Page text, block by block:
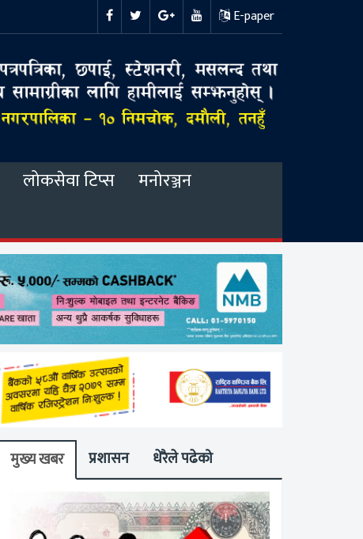
E-paper
लोकसेवा टिप्स
मनोरञ्जन
मुख्य खबर प्रशासन धेरैले पढेको